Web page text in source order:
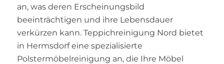
an, was deren Erscheinungsbild
beeinträchtigen und ihre Lebensdauer
verkürzen kann. Teppichreinigung Nord bietet
in Hermsdorf eine spezialisierte
Polstermöbelreinigung an, die Ihre Möbel